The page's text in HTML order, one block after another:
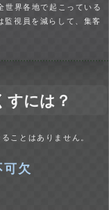
世界各地で起こっている
すには？
ことはありません。
欠